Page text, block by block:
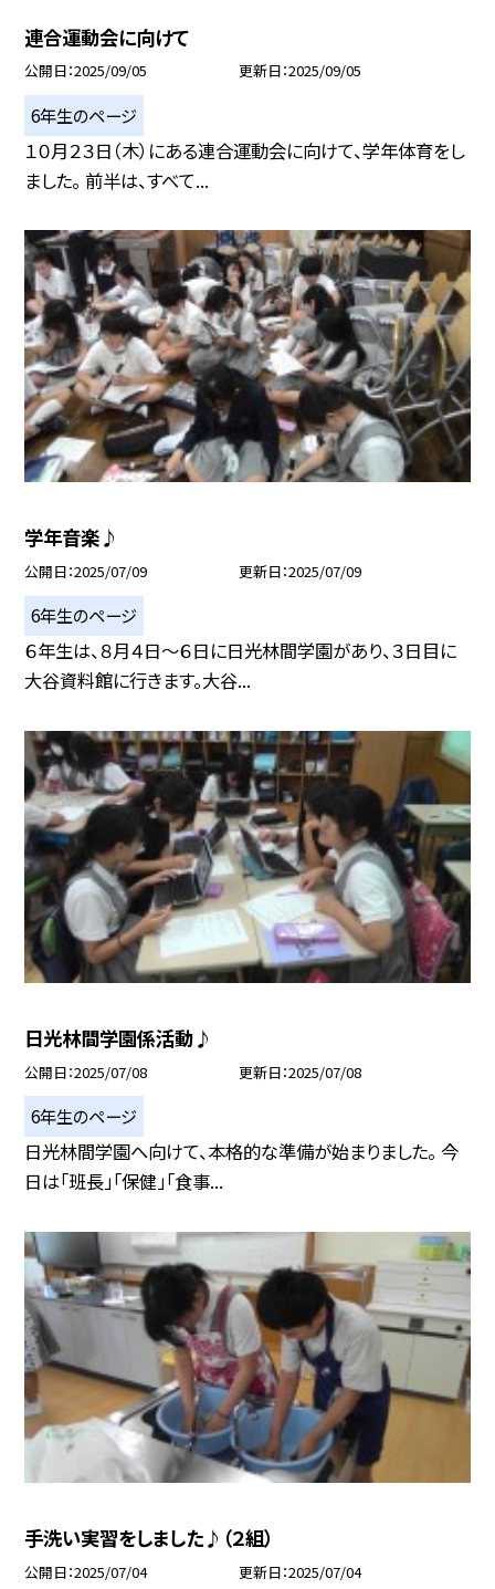
連合運動会に向けて
公開日 2025/09/05 更新日 2025/09/05
6年生のページ
１０月２３日（木）にある連合運動会に向けて、学年体育をし
ました。 前半は、すべて...
学年音楽♪
公開日 2025/07/09 更新日 2025/07/09
6年生のページ
６年生は、８月４日～６日に日光林間学園があり、３日目に
大谷資料館に行きます。大谷...
日光林間学園係活動♪
公開日 2025/07/08 更新日 2025/07/08
6年生のページ
日光林間学園へ向けて、本格的な準備が始まりました。 今
日は「班長」「保健」「食事...
手洗い実習をしました♪（２組）
公開日 2025/07/04 更新日 2025/07/04